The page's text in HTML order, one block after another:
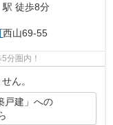
駅 徒歩8分
西山69-55
圏内！
ん。
戸建」への